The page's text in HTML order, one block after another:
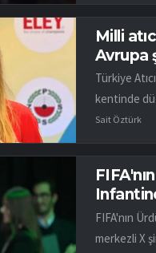
Milli
Avrupa
Türkiye
kentinde
Sait Öztürk
FIFA'nın
merkezli X